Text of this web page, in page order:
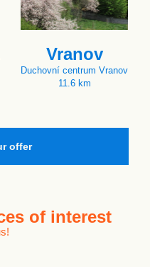
Vranov
Duchovní centrum Vranov
11.6 km
offer
of interest